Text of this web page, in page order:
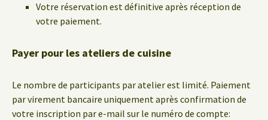
Votre réservation est définitive après réception de
votre paiement.
Payer pour les ateliers de cuisine
Le nombre de participants par atelier est limité. Paiement
par virement bancaire uniquement après confirmation de
votre inscription par e-mail sur le numéro de compte: